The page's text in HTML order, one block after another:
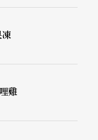
變體形象，這些樂
視與喜好，但殘破
背井、漂流他鄉打
方
，猶如天災過後新
雞